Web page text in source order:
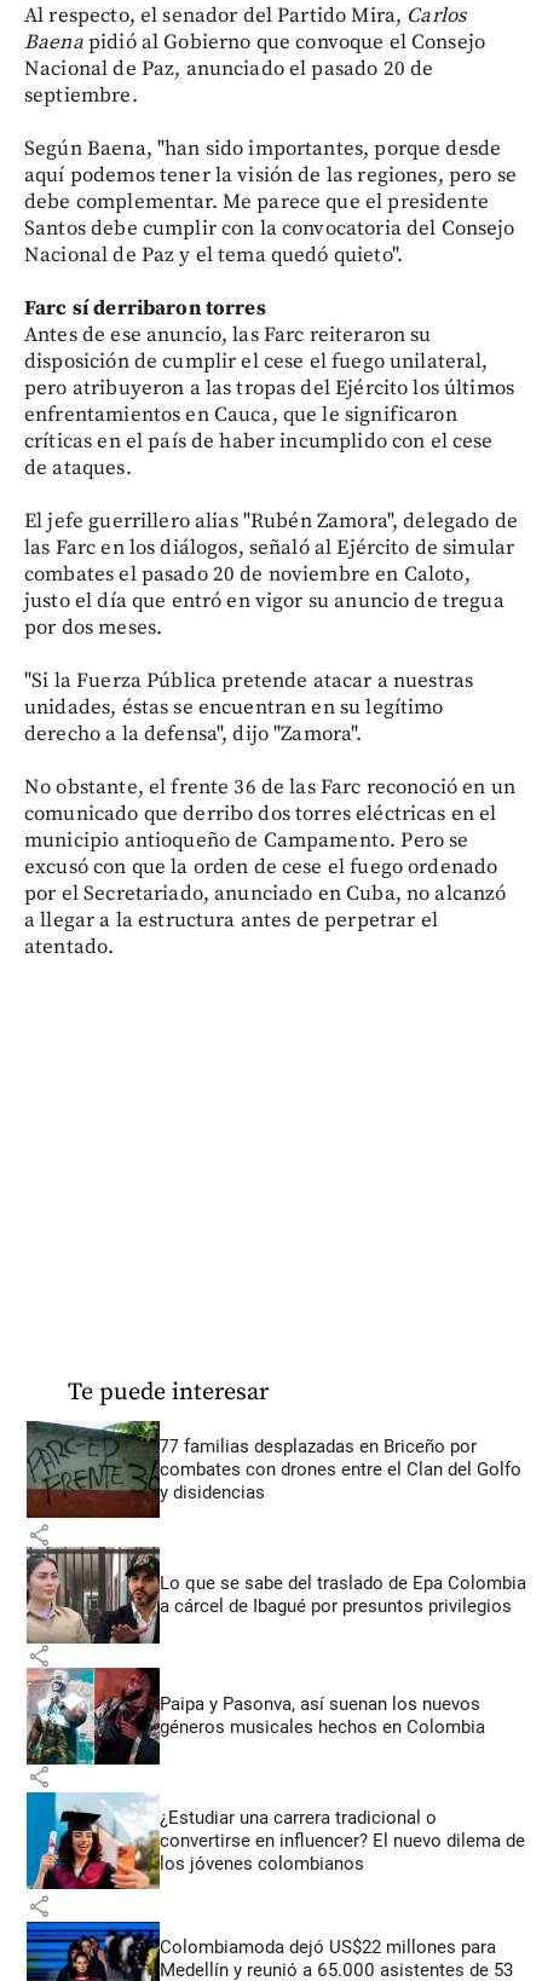
Al respecto, el senador del Partido Mira, Carlos
Baenapidió al Gobierno que convoque el Consejo
Nacional de Paz, anunciado el pasado 20 de
septiembre.
Según Baena, "han sido importantes, porque desde
aquí podemos tener la visión de las regiones, pero se
debe complementar. Me parece que el presidente
Santos debe cumplir con la convocatoria del Consejo
Nacional de Paz y el tema quedó quieto".
Farc sí derribaron torres
Antes de ese anuncio, las Farc reiteraron su
disposición de cumplir el cese el fuego unilateral,
pero atribuyeron a las tropas del Ejército los últimos
enfrentamientos en Cauca, que le significaron
críticas en el país de haber incumplido con el cese
de ataques.
El jefe guerrillero alias "Rubén Zamora", delegado de
las Farc en los diálogos, señaló al Ejército de simular
combates el pasado 20 de noviembre en Caloto,
justo el día que entró en vigor su anuncio de tregua
por dos meses.
"Si la Fuerza Pública pretende atacar a nuestras
unidades, éstas se encuentran en su legítimo
derecho a la defensa", dijo "Zamora".
No obstante, el frente 36 de las Farc reconoció en un
comunicado que derribo dos torres eléctricas en el
municipio antioqueño de Campamento. Pero se
excusó con que la orden de cese el fuego ordenado
por el Secretariado, anunciado en Cuba, no alcanzó
a llegar a la estructura antes de perpetrar el
atentado.
Te puede interesar
77 familias desplazadas en Briceño por
combates con drones entre el Clan del Golfo
y disidencias
share
Lo que se sabe del traslado de Epa Colombia
a cárcel de Ibagué por presuntos privilegios
share
Paipa y Pasonva, así suenan los nuevos
géneros musicales hechos en Colombia
share
¿Estudiar una carrera tradicional o
convertirse en influencer? El nuevo dilema de
los jóvenes colombianos
share
Colombiamoda dejó US$22 millones para
Medellín y reunió a 65.000 asistentes de 53